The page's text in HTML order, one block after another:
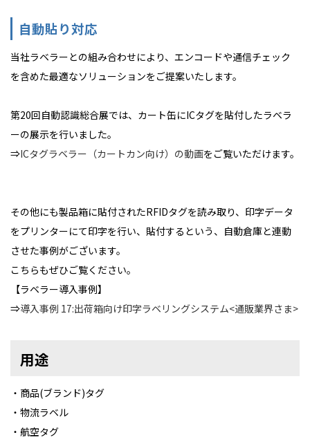
自動貼り対応
当社ラベラーとの組み合わせにより、エンコードや通信チェック
を含めた最適なソリューションをご提案いたします。
第20回自動認識総合展では、カート缶にICタグを貼付したラベラ
ーの展示を行いました。
⇒ICタグラベラー（カートカン向け）の動画をご覧いただけます。
その他にも製品箱に貼付されたRFIDタグを読み取り、印字データ
をプリンターにて印字を行い、貼付するという、自動倉庫と連動
させた事例がございます。
こちらもぜひご覧ください。
【ラベラー導入事例】
⇒導入事例 17:出荷箱向け印字ラベリングシステム<通販業界さま>
用途
・商品(ブランド)タグ
・物流ラベル
・航空タグ